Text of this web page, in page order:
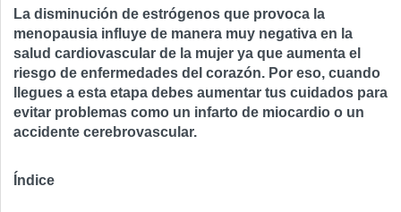
La disminución de estrógenos que provoca la
menopausia influye de manera muy negativa en la
salud cardiovascular de la mujer ya que aumenta el
riesgo de enfermedades del corazón. Por eso, cuando
llegues a esta etapa debes aumentar tus cuidados para
evitar problemas como un infarto de miocardio o un
accidente cerebrovascular.
Índice